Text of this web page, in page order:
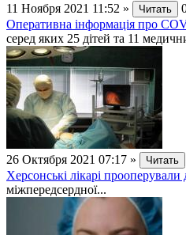
11 Ноября 2021 11:52 » Читать
Оперативна інформація про
серед яких 25 дітей та 11
26 Октября 2021 07:17 » Читать
Херсонські лікарі
міжпередсердної...